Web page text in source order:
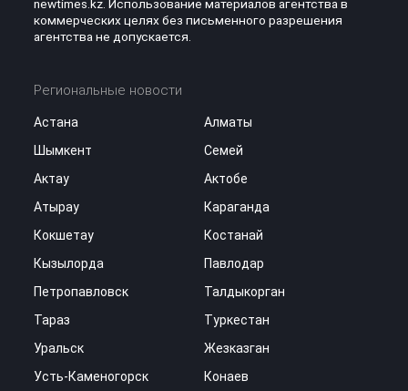
newtimes.kz. Использование материалов агентства в
коммерческих целях без письменного разрешения
агентства не допускается.
Региональные новости
Астана
Алматы
Шымкент
Семей
Актау
Актобе
Атырау
Караганда
Кокшетау
Костанай
Кызылорда
Павлодар
Петропавловск
Талдыкорган
Тараз
Туркестан
Уральск
Жезказган
Усть-Каменогорск
Конаев